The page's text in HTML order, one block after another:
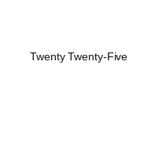
Twenty Twenty-Five